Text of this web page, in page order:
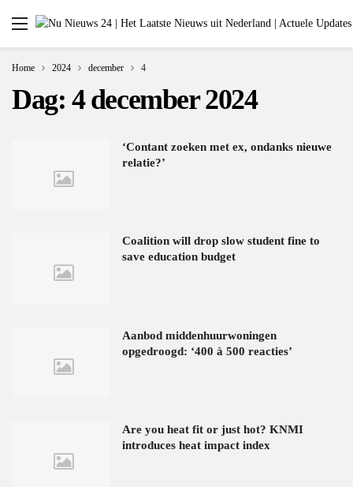
Home 2024 december 4
Dag: 4 december 2024
‘Contant zoeken met ex, ondanks nieuwe
relatie?’
Coalition will drop slow student fine to
save education budget
Aanbod middenhuurwoningen
opgedroogd: ‘400 à 500 reacties’
Are you heat fit or just hot? KNMI
introduces heat impact index